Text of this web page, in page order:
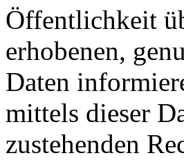
Öffentlichkeit
erhobenen,
Daten
mittels dieser
zustehenden